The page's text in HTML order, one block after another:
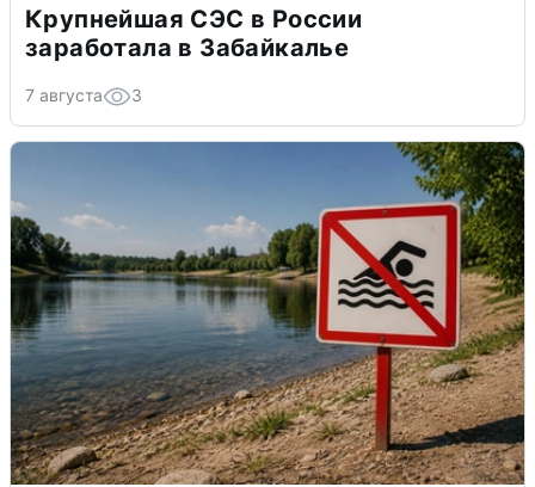
Крупнейшая СЭС в России
заработала в Забайкалье
7 августа 3